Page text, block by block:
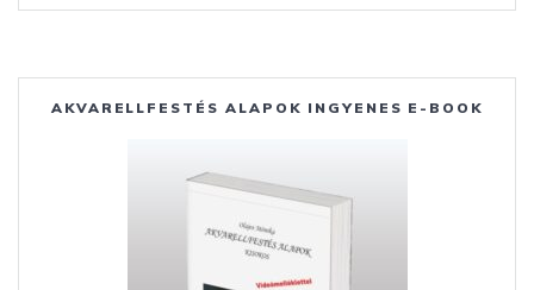
e
b
o
k
ss
e
n
er
er
e
st
za
m
e
AKVARELLFESTÉS ALAPOK INGYENES E-BOOK